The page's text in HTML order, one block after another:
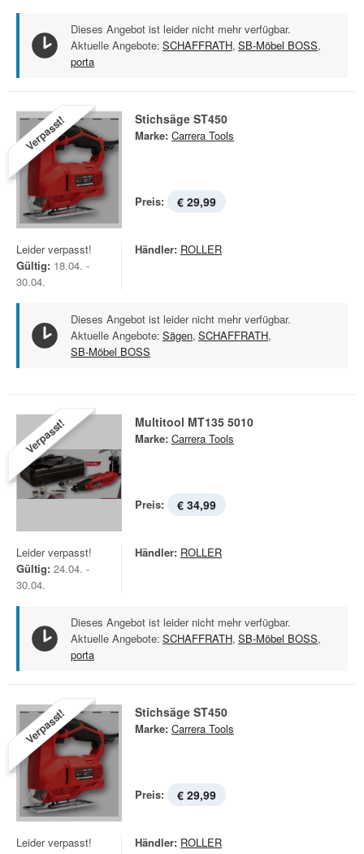
Dieses Angebot ist leider nicht mehr verfügbar.
Aktuelle Angebote: SCHAFFRATH, SB-Möbel BOSS,
porta
Verpasst! Stichsäge ST450
Marke: Carrera Tools
Preis: € 29,99
Leider verpasst!
Gültig: 18.04. -
30.04.
Händler: ROLLER
Dieses Angebot ist leider nicht mehr verfügbar.
Aktuelle Angebote: Sägen, SCHAFFRATH,
SB-Möbel BOSS
Verpasst! Multitool MT135 5010
Marke: Carrera Tools
Preis: € 34,99
Leider verpasst!
Gültig: 24.04. -
30.04.
Händler: ROLLER
Dieses Angebot ist leider nicht mehr verfügbar.
Aktuelle Angebote: SCHAFFRATH, SB-Möbel BOSS,
porta
Verpasst! Stichsäge ST450
Marke: Carrera Tools
Preis: € 29,99
Leider verpasst!
Händler: ROLLER